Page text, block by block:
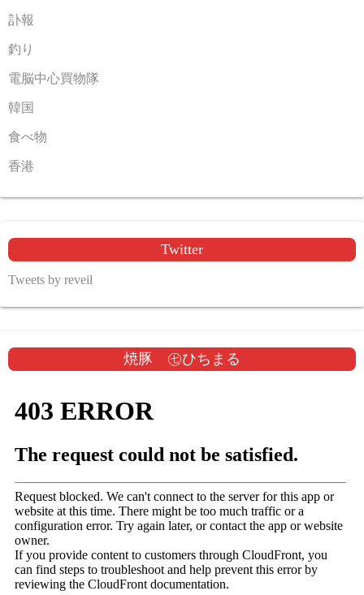
訃報
釣り
電脳中心買物隊
韓国
食べ物
香港
Twitter
Tweets by reveil
焼豚 ㊆ひちまる